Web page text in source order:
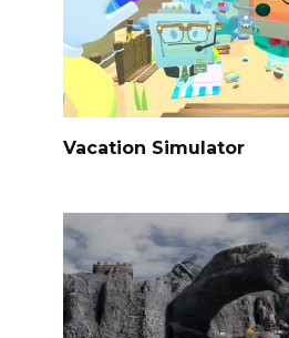
Vacation Simulator